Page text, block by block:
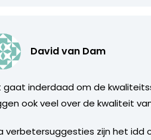
David van Dam
gaat inderdaad om de
ook veel over de kwaliteit
verbetersuggesties zijn het idd